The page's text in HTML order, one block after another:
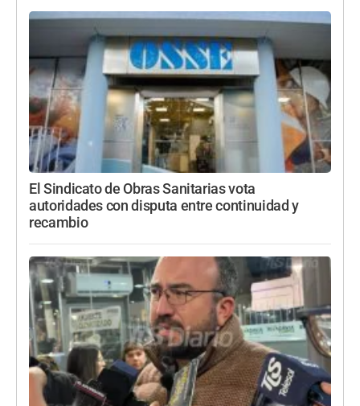
El Sindicato de Obras Sanitarias vota
autoridades con disputa entre continuidad y
recambio